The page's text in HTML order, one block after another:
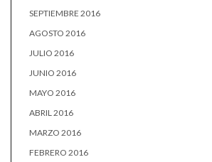
SEPTIEMBRE 2016
AGOSTO 2016
JULIO 2016
JUNIO 2016
MAYO 2016
ABRIL 2016
MARZO 2016
FEBRERO 2016